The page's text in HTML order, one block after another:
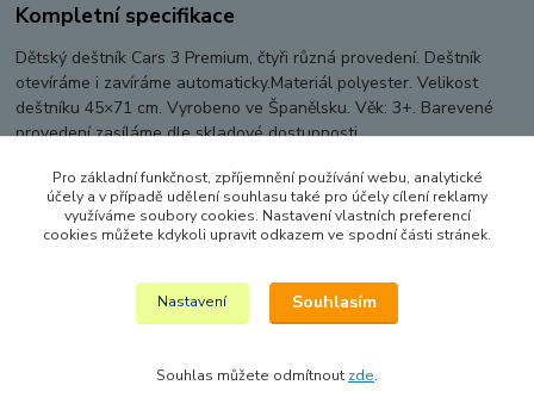
Kompletní specifikace
Dětský deštník Cars 3 Premium, čtyři různá provedení. Deštník
otevíráme i zavíráme automaticky.Ma­teriál polyester. Velikost
deštníku 45×71 cm. Vyrobeno ve Španělsku. Věk: 3+. Barevené
provedení zasíláme dle skladové dostupnosti.
Zboží zařazeno v kategoriích
Pro základní funkčnost, zpříjemnění používání webu, analytické
účely a v případě udělení souhlasu také pro účely cílení reklamy
využíváme soubory cookies. Nastavení vlastních preferencí
cookies můžete kdykoli upravit odkazem ve spodní části stránek.
Nastavení Souhlasím
Souhlas můžete odmítnout zde.